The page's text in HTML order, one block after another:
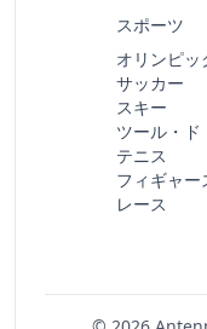
スポーツ
オリンピッ
サッカー
スキー
ツール・ド
テニス
フィギャー
レース